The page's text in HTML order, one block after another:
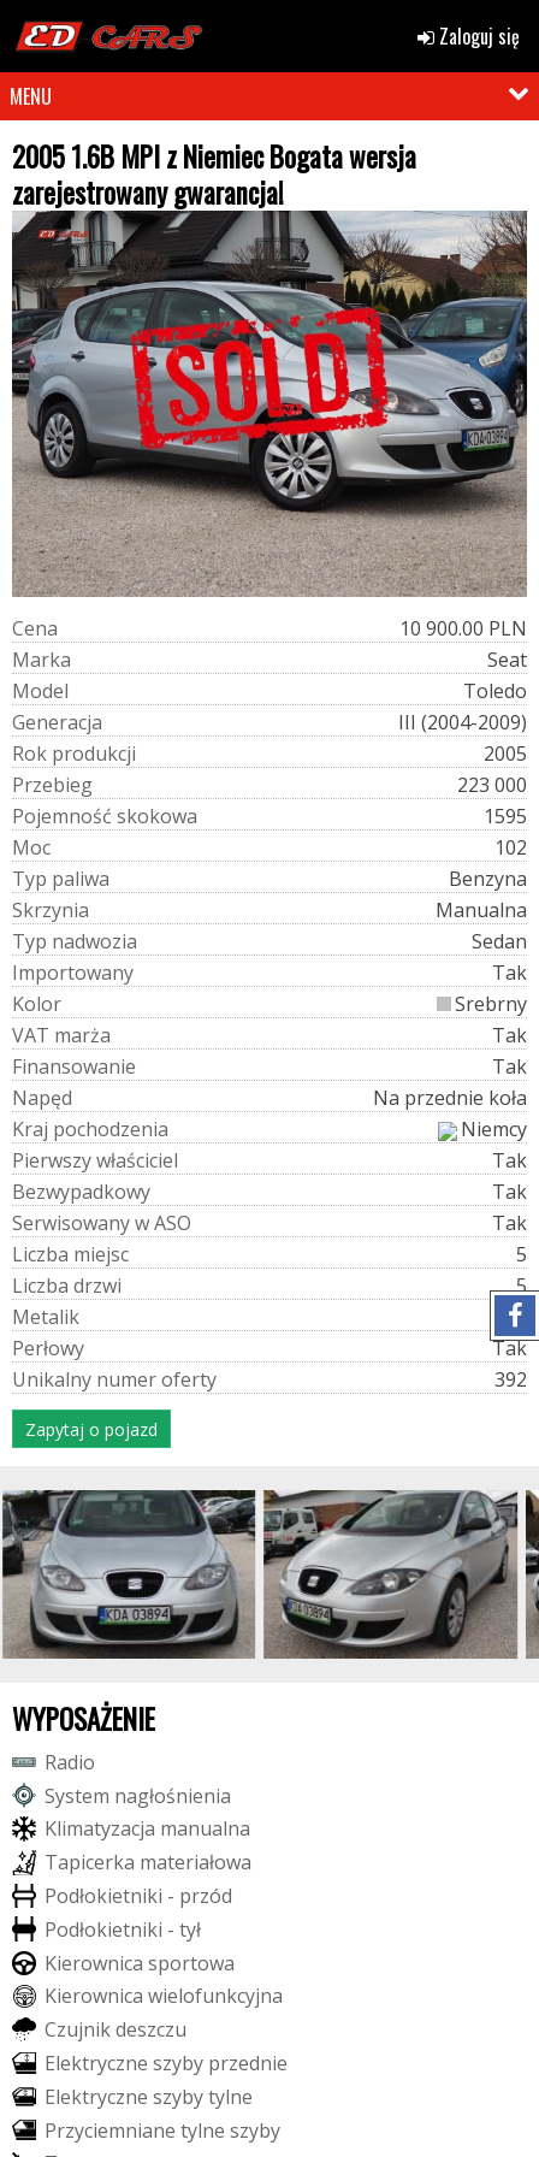
Zaloguj się
MENU
2005 1.6B MPI z Niemiec Bogata wersja
zarejestrowany gwarancja!
Cena
10 900.00 PLN
Marka
Seat
Model
Toledo
Generacja
III (2004-2009)
Rok produkcji
2005
Przebieg
223 000
Pojemność skokowa
1595
Moc
102
Typ paliwa
Benzyna
Skrzynia
Manualna
Typ nadwozia
Sedan
Importowany
Tak
Kolor
Srebrny
VAT marża
Tak
Finansowanie
Tak
Napęd
Na przednie koła
Kraj pochodzenia
Niemcy
Pierwszywłaściciel
Tak
Bezwypadkowy
Tak
SerwisowanywASO
Tak
Liczba miejsc
5
Liczba drzwi
5
Metalik
Tak
Perłowy
Tak
Unikalny numeroferty 392
Zapytaj o pojazd
WYPOSAŻENIE
Radio
System nagłośnienia
Klimatyzacja manualna
Tapicerka materiałowa
Podłokietniki - przód
Podłokietniki - tył
Kierownica sportowa
Kierownica wielofunkcyjna
Czujnikdeszczu
Elektryczne szyby przednie
Elektryczne szybytylne
Przyciemniane tylne szyby